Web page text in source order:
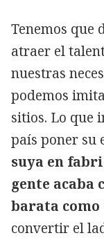
Tenemos que
atraer el
nuestras
podemos
sitios. Lo que
país poner su
suya en
gente acaba
barata como
convertir el